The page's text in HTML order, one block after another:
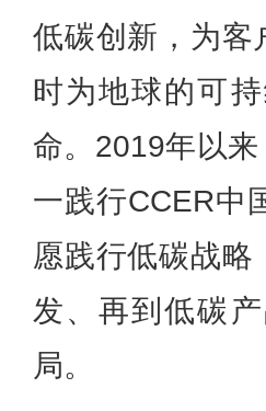
低碳创新，为客
时为地球的可
命。2019年以
一践行CCER中
愿践行低碳战略
发、再到低碳
局。